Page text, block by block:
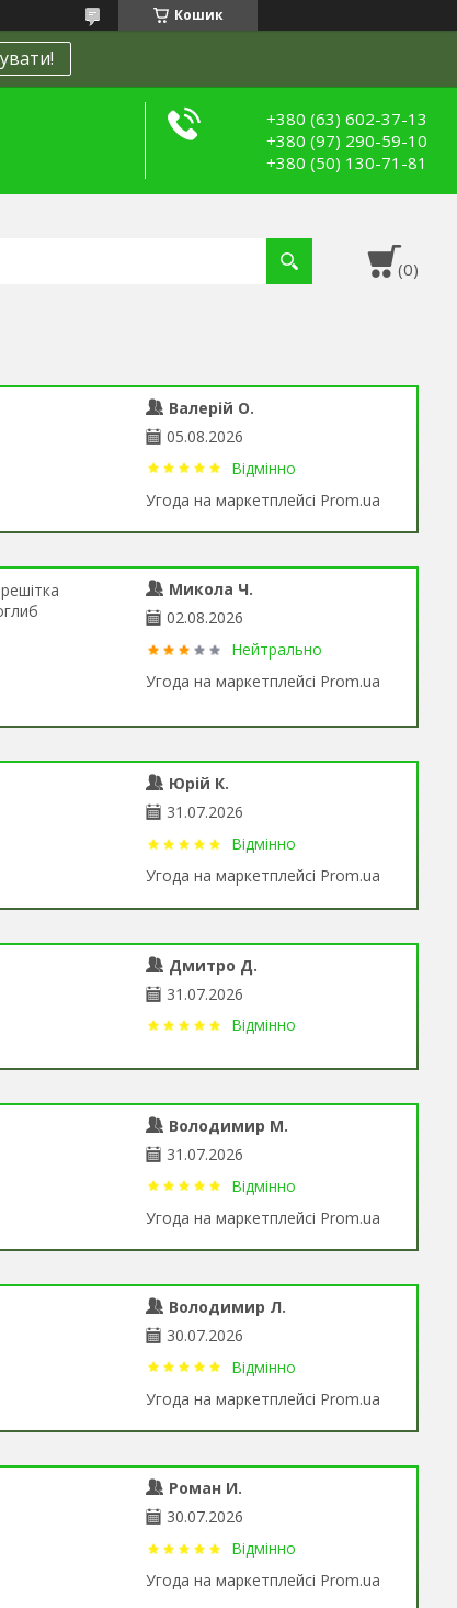
Кошик
+380 (63) 602-37-13
+380 (97) 290-59-10
+380 (50) 130-71-81
Валерій О.
05.08.2026
Відмінно
Угода на маркетплейсі Prom.ua
Микола Ч.
02.08.2026
Нейтрально
Угода на маркетплейсі Prom.ua
Юрій К.
31.07.2026
Відмінно
Угода на маркетплейсі Prom.ua
Дмитро Д.
31.07.2026
Відмінно
Володимир М.
31.07.2026
Відмінно
Угода на маркетплейсі Prom.ua
Володимир Л.
30.07.2026
Відмінно
Угода на маркетплейсі Prom.ua
Роман И.
30.07.2026
Відмінно
Угода на маркетплейсі Prom.ua